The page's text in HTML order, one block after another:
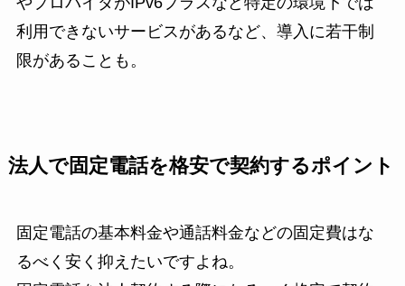
利用できないサービスがあるなど、導入に若干制
限があることも。
法人で固定電話を格安で契約するポイント
固定電話の基本料金や通話料金などの固定費はな
るべく安く抑えたいですよね。